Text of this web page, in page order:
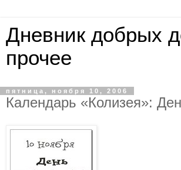
Дневник добрых
прочее
пятница, ноября 10, 2006
Календарь «Колизея»: